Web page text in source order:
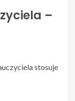
–
stosuje